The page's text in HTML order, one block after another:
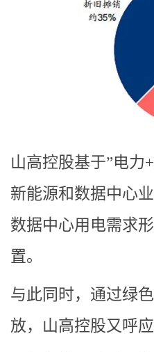
山高控股基于”电力
新能源和数据中心
数据中心用电需求
置。
与此同时，通过绿
放，山高控股又呼